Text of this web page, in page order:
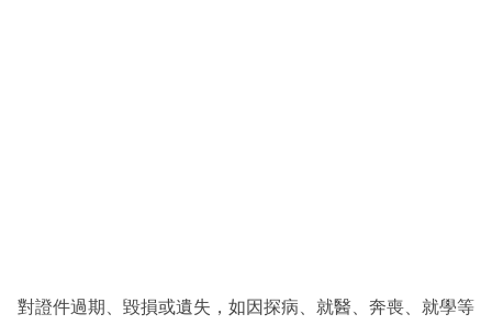
對證件過期、毀損或遺失，如因探病、就醫、奔喪、就學等